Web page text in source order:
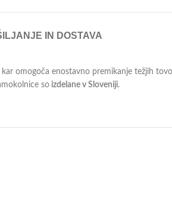
IN DOSTAVA
omogoča enostavno premikanje težjih
so izdelane v Sloveniji.